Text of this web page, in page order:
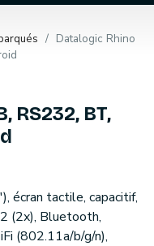
Datalogic Rhino
RS232, BT,
écran tactile, capacitif,
(2x), Bluetooth,
(802.11a/b/g/n),